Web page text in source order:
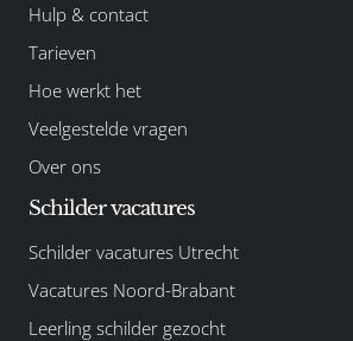
Hulp & contact
Tarieven
Hoe werkt het
Veelgestelde vragen
Over ons
Schilder vacatures
Schilder vacatures Utrecht
Vacatures Noord-Brabant
Leerling schilder gezocht